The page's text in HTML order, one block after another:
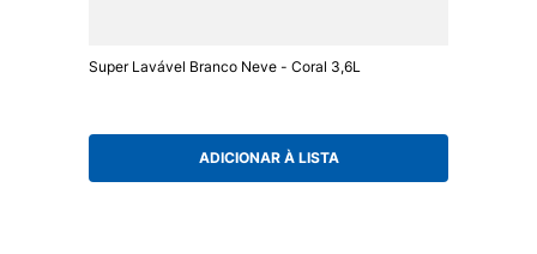
Super Lavável Branco Neve - Coral 3,6L
ADICIONAR À LISTA